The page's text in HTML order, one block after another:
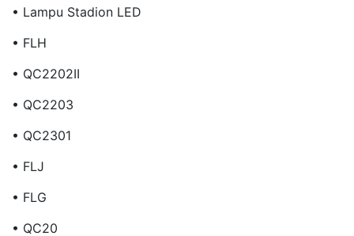
• Lampu Stadion LED
• FLH
• QC2202II
• QC2203
• QC2301
• FLJ
• FLG
• QC20